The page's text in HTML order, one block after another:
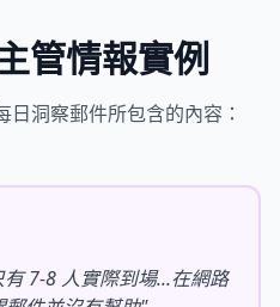
管情報實例
洞察郵件所包含的內容：
7-8 人實際到場...在網路